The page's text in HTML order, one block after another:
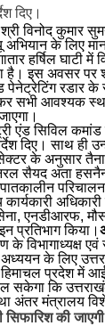
दिए।
विनोद कुमार
अभियान के लिए
हर्षिल घाटी
है। इस अवसर पर
पेनेट्रेटिंग
कर सभी आवश्यक
एंड सिविल
दिए। साथ ही
के अनुसार
सैयद अता
एनडीआरफ, मौसम
प्रतिभाग किया।
के विभागाध्यक्ष
के लिए
हिमाचल प्रदेश
सकेगा कि
अंतर मंत्रालय
की जाएगी